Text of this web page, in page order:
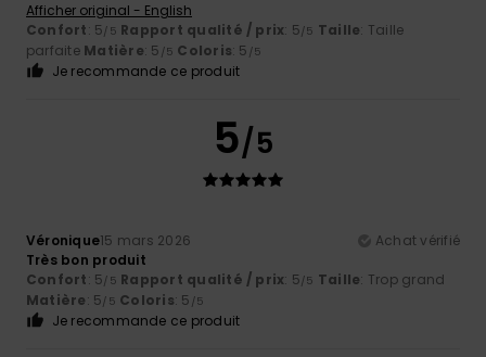
Afficher original - English
Confort: 5/5 Rapport qualité / prix: 5/5 Taille: Taille
parfaite Matière: 5 /5 Coloris: 5 /5
Je recommande ce produit
5/5
Véronique15 mars 2026
Achat vérifié
Très bon produit
Confort: 5/5 Rapport qualité / prix: 5/5 Taille: Trop grand
Matière: 5/5 Coloris: 5 /5
Je recommande ce produit